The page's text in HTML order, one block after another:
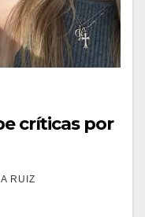
críticas por
RUIZ